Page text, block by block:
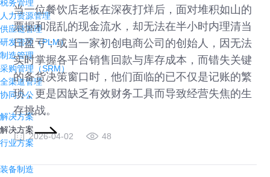
税务管理
人力资源管理
供应链管理
研发管理（PLM）
制造管理
采购管理（SRM）
全渠道管理
协同办公
解决方案
解决方案
行业方案
装备制造
当一位餐饮店老板在深夜打烊后，面对堆积如山的
票据和混乱的现金流水，却无法在半小时内理清当
日盈亏；或当一家初创电商公司的创始人，因无法
实时掌握各平台销售回款与库存成本，而错失关键
的备货决策窗口时，他们面临的已不仅是记账的繁
琐，更是因缺乏有效财务工具而导致经营失焦的生
存挑战。
2026-04-02 48